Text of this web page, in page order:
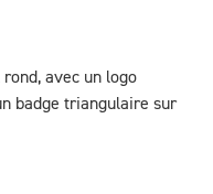
avec un logo
badge triangulaire sur